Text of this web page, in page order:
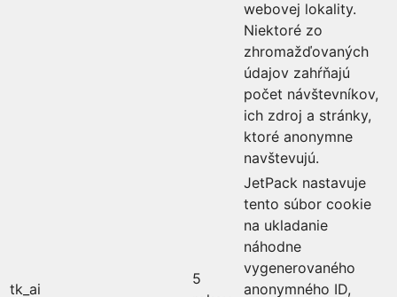
webovej lokality.
Niektoré zo
zhromažďovaných
údajov zahŕňajú
počet návštevníkov,
ich zdroj a stránky,
ktoré anonymne
navštevujú.
tk_ai
5
JetPack nastavuje
tento súbor cookie
na ukladanie
náhodne
vygenerovaného
anonymného ID,